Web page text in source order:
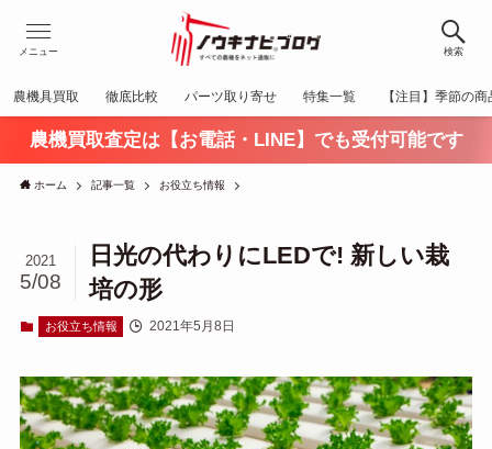
検索
メニュー
農機具買取 徹底比較 パーツ取り寄せ 特集一覧 【注目】季節の商
農機買取査定は【お電話・LINE】でも受付可能です
ホーム 記事一覧 お役立ち情報
日光の代わりにLEDで! 新しい栽
培の形
2021
5/08
お役立ち情報 2021年5月8日